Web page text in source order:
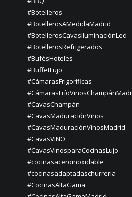
#Botelleros
#BotellerosAMedidaMadrid
#BotellerosCavasIluminaciónLed
#BotellerosRefrigerados
#BufésHoteles
#BuffetLujo
#CámarasFrigoríficas
#CavasChampán
#CavasMaduraciónVinos
#CavasMaduraciónVinosMadrid
#CavasVINO
#CavasVinosparaCocinasLujo
#cocinasaceroinoxidable
#cocinasadaptadaschurreria
#CocinasAltaGama